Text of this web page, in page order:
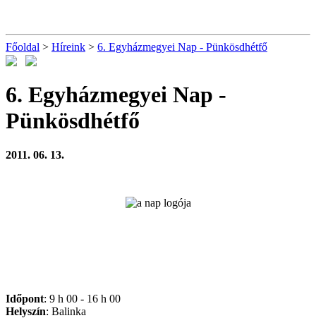
Főoldal > Híreink > 6. Egyházmegyei Nap - Pünkösdhétfő
6. Egyházmegyei Nap -
Pünkösdhétfő
2011. 06. 13.
Időpont: 9 h 00 - 16 h 00
Helyszín: Balinka